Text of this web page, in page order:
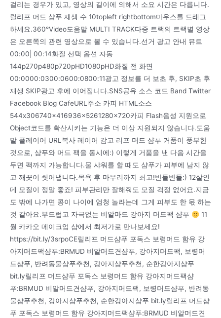
걸리는 경우가 있고, 영상의 길이에 의해서 소요 시간은 다릅니다.
릴리프 머드 샴푸 재생 수 10topleft rightbottom마우스를 드래그
하세요.360°Video도움말 MULTI TRACK다중 트랙의 트랙별 영상
은 오른쪽의 관련 영상으로 볼 수 있습니다.선거 광고 안내 뮤트
00:00| 00:14화질 선택 옵션 자동
144p270p480p720pHD1080pHD화질 전 화면
00:0000:0300:0600:0800:11광고 정보를 더 보초 후, SKIP초 후
재생 SKIP광고 후에 이어집니다.SNS공유 소스 코드 Band Twitter
Facebook Blog CafeURL주소 카피 HTML소스
544x306740x416936x5261280x720카피 Flash음성 지원으로
Object코드를 확산시키는 기능은 더 이상 지원되지 않습니다.도움
말 플레이어 URL복사 레이어 감고 리프 머드 샴푸 거품이 풍부한
것으로, 샴푸와 머드 팩을 동시에:) 이렇게 거품을 낸 다음 시간을
두면 팩까지 가능합니다.물 샤워를 할 때도 샴푸가 피부에 남지 않
고 깨끗이 씻어냅니다.목욕 후 마무리까지 최고!반들반들:) 12살인
데 모질이 정말 좋죠! 피부관리만 잘해줘도 모질 걱정 없어요.지금
도 밖에 나가면 콩이 나이에 엄청 놀라는데 그게 피부도 한 몫 하는
것 같아요.부드럽고 자극없는 비알마드 강아지 머드팩 샴푸
11
월 카카오 메이크업 샵에서 최저가로 만나보세요!
https://bit.ly/3srpoCE릴리프 머드샴푸 포독스 보령머드 함유 강
아지머드팩샴푸:BRMUD 비알머드견샴푸, 강아지머드팩, 보령머
드샴푸, 반려동물샴푸추천, 강아지샴푸추천, 순한강아지샴푸
bit.ly릴리프 머드샴푸 포독스 보령머드 함유 강아지머드팩샴
푸:BRMUD 비알머드견샴푸, 강아지머드팩, 보령머드샴푸, 반려동
물샴푸추천, 강아지샴푸추천, 순한강아지샴푸 bit.ly릴리프 머드샴
푸 포독스 보령머드 함유 강아지머드팩샴푸:BRMUD 비알머드견